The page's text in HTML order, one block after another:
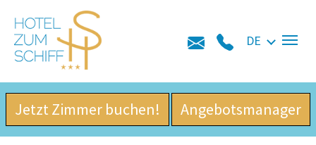
Skip to main navigation
Zum Hauptinhalt springen
Skip to page footer
DE
Jetzt Zimmer buchen! Angebotsmanager